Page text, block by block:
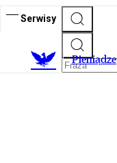
Serwisy
Pieniądze